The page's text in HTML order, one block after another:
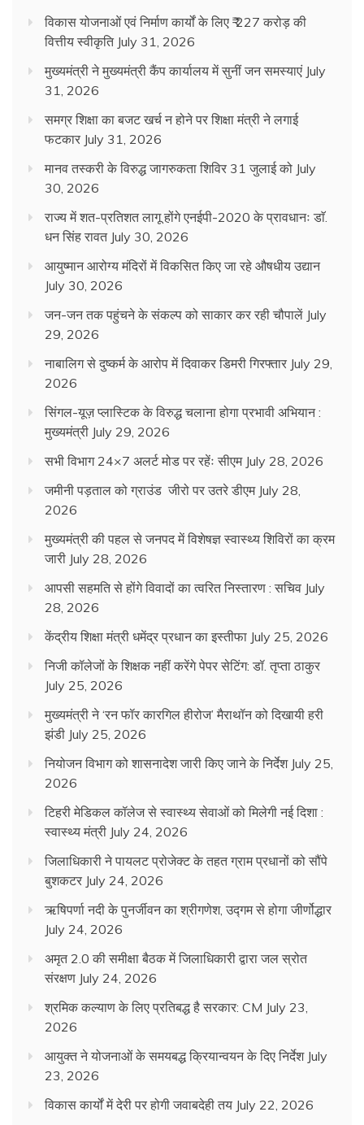
विकास योजनाओं एवं निर्माण कार्यों के लिए ₹ 227 करोड़ की
वित्तीय स्वीकृति July 31, 2026
मुख्यमंत्री ने मुख्यमंत्री कैंप कार्यालय में सुनीं जन समस्याएं July
31, 2026
समग्र शिक्षा का बजट खर्च न होने पर शिक्षा मंत्री ने लगाई
फटकार July 31, 2026
मानव तस्करी के विरुद्ध जागरुकता शिविर 31 जुलाई को July
30, 2026
राज्य में शत-प्रतिशत लागू होंगे एनईपी-2020 के प्रावधानः डाॅ.
धन सिंह रावत July 30, 2026
आयुष्मान आरोग्य मंदिरों में विकसित किए जा रहे औषधीय उद्यान
July 30, 2026
जन-जन तक पहुंचने के संकल्प को साकार कर रही चौपालें July
29, 2026
नाबालिग से दुष्कर्म के आरोप में दिवाकर डिमरी गिरफ्तार July 29,
2026
सिंगल-यूज़ प्लास्टिक के विरुद्ध चलाना होगा प्रभावी अभियान :
मुख्यमंत्री July 29, 2026
सभी विभाग 24×7 अलर्ट मोड पर रहेंः सीएम July 28, 2026
जमीनी पड़ताल को ग्राउंड जीरो पर उतरे डीएम July 28,
2026
मुख्यमंत्री की पहल से जनपद में विशेषज्ञ स्वास्थ्य शिविरों का क्रम
जारी July 28, 2026
आपसी सहमति से होंगे विवादों का त्वरित निस्तारण : सचिव July
28, 2026
केंद्रीय शिक्षा मंत्री धमेंद्र प्रधान का इस्तीफा July 25, 2026
निजी कॉलेजों के शिक्षक नहीं करेंगे पेपर सेटिंग: डॉ. तृप्ता ठाकुर
July 25, 2026
मुख्यमंत्री ने ‘रन फॉर कारगिल हीरोज’ मैराथॉन को दिखायी हरी
झंडी July 25, 2026
नियोजन विभाग को शासनादेश जारी किए जाने के निर्देश July 25,
2026
टिहरी मेडिकल कॉलेज से स्वास्थ्य सेवाओं को मिलेगी नई दिशा :
स्वास्थ्य मंत्री July 24, 2026
जिलाधिकारी ने पायलट प्रोजेक्ट के तहत ग्राम प्रधानों को सौंपे
बुशकटर July 24, 2026
ऋषिपर्णा नदी के पुनर्जीवन का श्रीगणेश, उद्गम से होगा जीर्णोद्धार
July 24, 2026
अमृत 2.0 की समीक्षा बैठक में जिलाधिकारी द्वारा जल स्रोत
संरक्षण July 24, 2026
श्रमिक कल्याण के लिए प्रतिबद्ध है सरकार: CM July 23,
2026
आयुक्त ने योजनाओं के समयबद्ध क्रियान्वयन के दिए निर्देश July
23, 2026
विकास कार्यों में देरी पर होगी जवाबदेही तय July 22, 2026